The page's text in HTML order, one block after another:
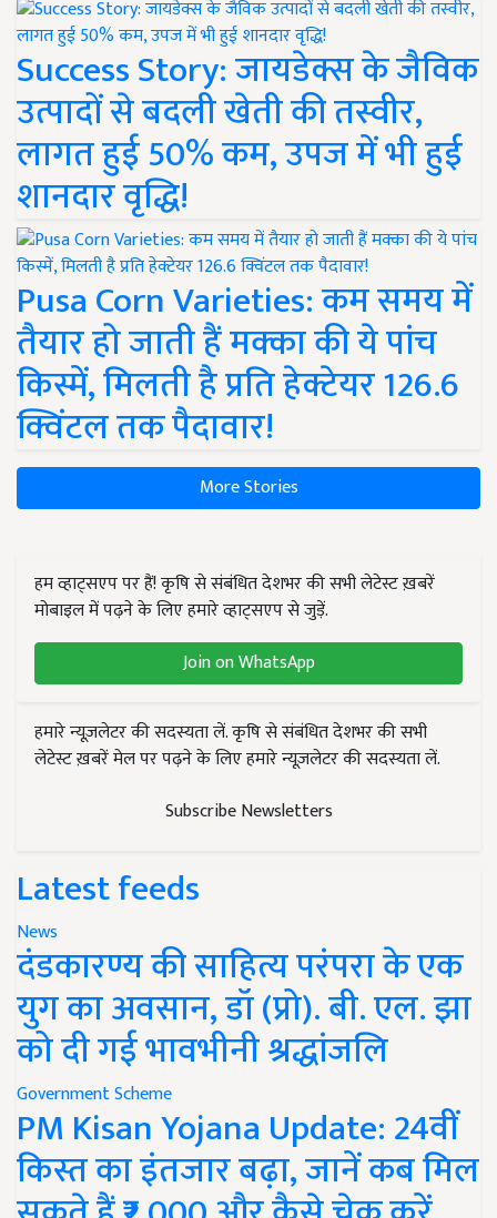
Success Story: जायडेक्स के जैविक
उत्पादों से बदली खेती की तस्वीर,
लागत हुई 50% कम, उपज में भी हुई
शानदार वृद्धि!
Pusa Corn Varieties: कम समय में
तैयार हो जाती हैं मक्का की ये पांच
किस्में, मिलती है प्रति हेक्टेयर 126.6
क्विंटल तक पैदावार!
More Stories
हम व्हाट्सएप पर हैं! कृषि से संबंधित देशभर की सभी लेटेस्ट ख़बरें
मोबाइल में पढ़ने के लिए हमारे व्हाट्सएप से जुड़ें.
Join on WhatsApp
हमारे न्यूज़लेटर की सदस्यता लें. कृषि से संबंधित देशभर की सभी
लेटेस्ट ख़बरें मेल पर पढ़ने के लिए हमारे न्यूज़लेटर की सदस्यता लें.
Subscribe Newsletters
Latest feeds
News
दंडकारण्य की साहित्य परंपरा के एक
युग का अवसान, डॉ (प्रो). बी. एल. झा
को दी गई भावभीनी श्रद्धांजलि
Government Scheme
PM Kisan Yojana Update: 24वीं
किस्त का इंतजार बढ़ा, जानें कब मिल